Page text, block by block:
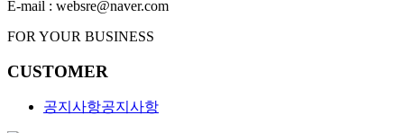
E-mail : websre@naver.com
FOR YOUR BUSINESS
CUSTOMER
공지사항공지사항